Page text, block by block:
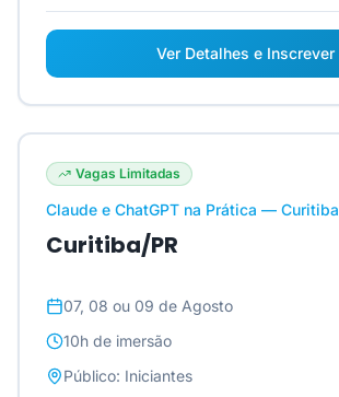
Ver Detalhes e Inscrever
Vagas Limitadas
Claude e ChatGPT na Prática — Curitiba
Curitiba/PR
07, 08 ou 09 de Agosto
10h de imersão
Público: Iniciantes